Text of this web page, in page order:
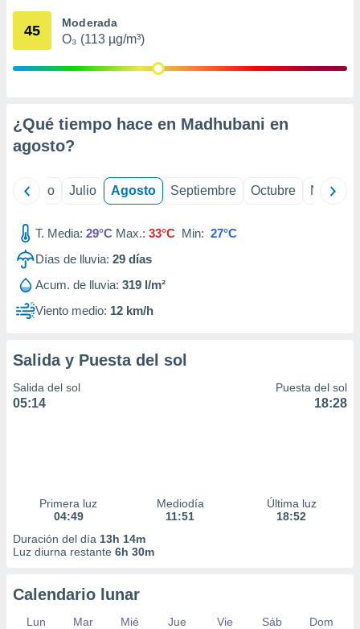
mediante
publicidad
1199
45 Moderada
O₃ (113 µg/m³)
¿Qué tiempo hace en Madhubani en
agosto?
Junio Julio Agosto Septiembre Octubre
T. Media: 29°C Max.: 33°C Min: 27°C
Días de lluvia: 29 días
Acum. de lluvia: 319 l/m²
Viento medio: 12 km/h
Salida y Puesta del sol
Salida del sol
05:14
Puesta del sol
18:28
Primera luz
04:49
Mediodía
11:51
Última luz
18:52
Duración del día 13h 14m
Luz diurna restante 6h 30m
Calendario lunar
Lun Mar Mié Jue Vie Sáb
Dom